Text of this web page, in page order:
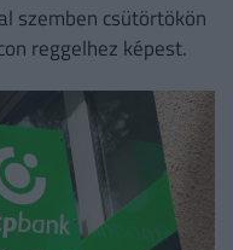
szemben csütörtökön
reggelhez képest.